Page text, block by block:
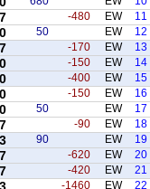
11
EW
-480
12
EW
50
13
EW
-170
14
EW
-150
15
EW
-400
16
EW
-150
17
EW
50
18
EW
-90
19
EW
90
20
EW
-620
21
EW
-420
22
EW
-1460